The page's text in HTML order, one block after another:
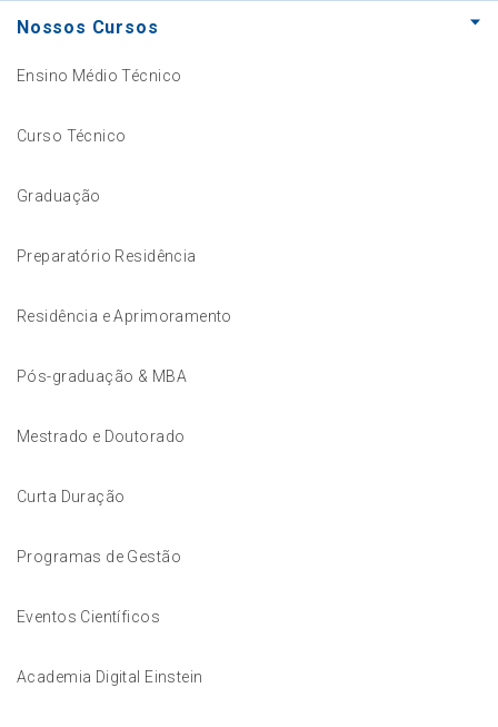
Nossos Cursos
Ensino Médio Técnico
Curso Técnico
Graduação
Preparatório Residência
Residência e Aprimoramento
Pós-graduação & MBA
Mestrado e Doutorado
Curta Duração
Programas de Gestão
Eventos Científicos
Academia Digital Einstein